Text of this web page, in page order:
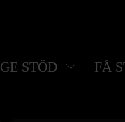
GE STÖD FÅ